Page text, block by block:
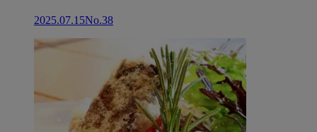
2025.07.15No.38